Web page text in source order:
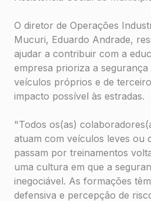
O diretor de Operações
Mucuri, Eduardo Andrade,
ajudar a contribuir com a
empresa prioriza a segurança
veículos próprios e de
impacto possível às estradas.
"Todos os(as)
atuam com veículos leves ou
passam por treinamentos
uma cultura em que a
inegociável. As formações
defensiva e percepção de